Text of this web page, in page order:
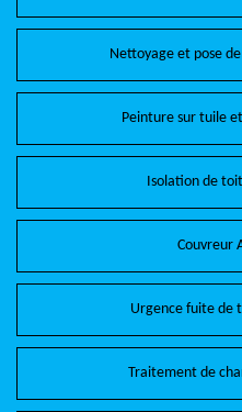
Nettoyage et pose
Peinture sur tuile
Isolation de
Couvreur
Urgence fuite de
Traitement de